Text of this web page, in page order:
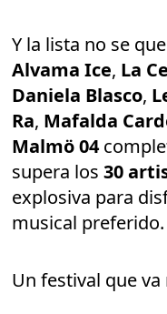
Y la lista no se
Alvama Ice, La
Daniela Blasco,
Ra, Mafalda
Malmö 04
supera los30
explosiva para
musical preferido.
Un festival que